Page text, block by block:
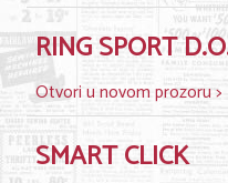
RING SPORT
Otvori u novom prozoru >
SMART CLICK